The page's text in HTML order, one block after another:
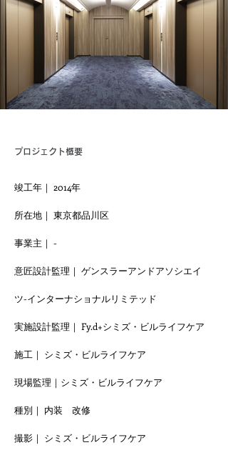
プロジェクト概要
竣工年｜ 2014年
所在地｜ 東京都品川区
事業主｜ -
意匠設計監理｜ ゲンスラーアンドアソシエイ
ツ-インターナショナルリミテッド
実施設計監理｜ Fy.d+シミズ・ビルライフケア
施工｜ シミズ・ビルライフケア
現場監理｜ シミズ・ビルライフケア
種別｜ 内装 改修
撮影｜ シミズ・ビルライフケア